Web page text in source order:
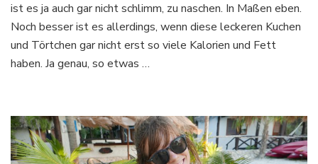
ist es ja auch gar nicht schlimm, zu naschen. In Maßen eben.
Noch besser ist es allerdings, wenn diese leckeren Kuchen
und Törtchen gar nicht erst so viele Kalorien und Fett
haben. Ja genau, so etwas …